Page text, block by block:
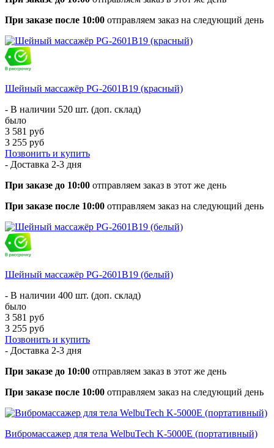
При заказе после 10:00 отправляем заказ на следующий день
Шейный массажёр PG-2601B19 (красный)
- В наличии 520 шт. (доп. склад)
было
3 581 руб
3 255 руб
Позвонить и купить
- Доставка 2-3 дня
При заказе до 10:00 отправляем заказ в этот же день
При заказе после 10:00 отправляем заказ на следующий день
Шейный массажёр PG-2601B19 (белый)
- В наличии 400 шт. (доп. склад)
было
3 581 руб
3 255 руб
Позвонить и купить
- Доставка 2-3 дня
При заказе до 10:00 отправляем заказ в этот же день
При заказе после 10:00 отправляем заказ на следующий день
Вибромассажер для тела WelbuTech K-5000E (портативный)